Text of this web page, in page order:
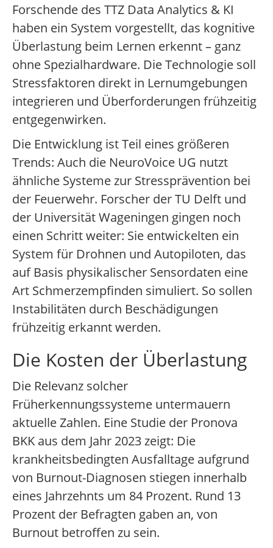
Forschende des TTZ Data Analytics & KI
haben ein System vorgestellt, das kognitive
Überlastung beim Lernen erkennt – ganz
ohne Spezialhardware. Die Technologie soll
Stressfaktoren direkt in Lernumgebungen
integrieren und Überforderungen frühzeitig
entgegenwirken.
Die Entwicklung ist Teil eines größeren
Trends: Auch die NeuroVoice UG nutzt
ähnliche Systeme zur Stressprävention bei
der Feuerwehr. Forscher der TU Delft und
der Universität Wageningen gingen noch
einen Schritt weiter: Sie entwickelten ein
System für Drohnen und Autopiloten, das
auf Basis physikalischer Sensordaten eine
Art Schmerzempfinden simuliert. So sollen
Instabilitäten durch Beschädigungen
frühzeitig erkannt werden.
Die Kosten der Überlastung
Die Relevanz solcher
Früherkennungssysteme untermauern
aktuelle Zahlen. Eine Studie der Pronova
BKK aus dem Jahr 2023 zeigt: Die
krankheitsbedingten Ausfalltage aufgrund
von Burnout-Diagnosen stiegen innerhalb
eines Jahrzehnts um 84 Prozent. Rund 13
Prozent der Befragten gaben an, von
Burnout betroffen zu sein.